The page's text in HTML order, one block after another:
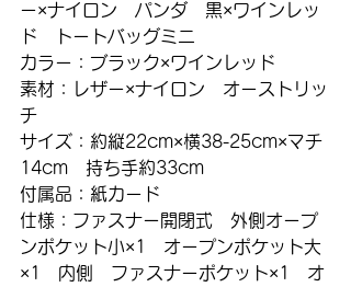
ー×ナイロン　パンダ　黒×ワインレッ
ド　トートバッグミニ
カラー：ブラック×ワインレッド
素材：レザー×ナイロン　オーストリッ
チ
サイズ：約縦22cm×横38-25cm×マチ
14cm　持ち手約33cm
付属品：紙カード
仕様：ファスナー開閉式　外側オープ
ンポケット小×1　オープンポケット大
×1　内側　ファスナーポケット×1　オ